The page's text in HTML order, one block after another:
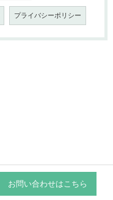
プライバシーポリシー
お問い合わせはこちら